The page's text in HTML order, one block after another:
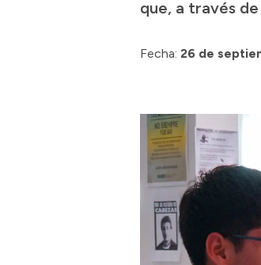
que, a través
Fecha: 26 de